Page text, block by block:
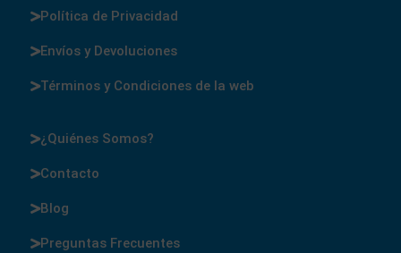
Política de Privacidad
Envíos y Devoluciones
Términos y Condiciones de la web
¿Quiénes Somos?
Contacto
Blog
Preguntas Frecuentes